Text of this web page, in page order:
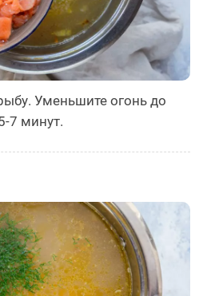
Уменьшите огонь до
7 минут.